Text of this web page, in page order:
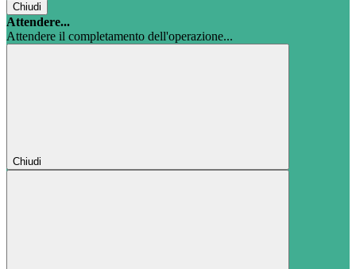
Chiudi
Attendere...
Attendere il completamento dell'operazione...
Chiudi